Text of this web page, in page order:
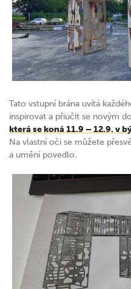
Tato vstupní brána uvítá
inspirovat a přiučit se novým
která se koná 11.9 – 12.9. v
Na vlastní oči se můžete
a umění povedlo.